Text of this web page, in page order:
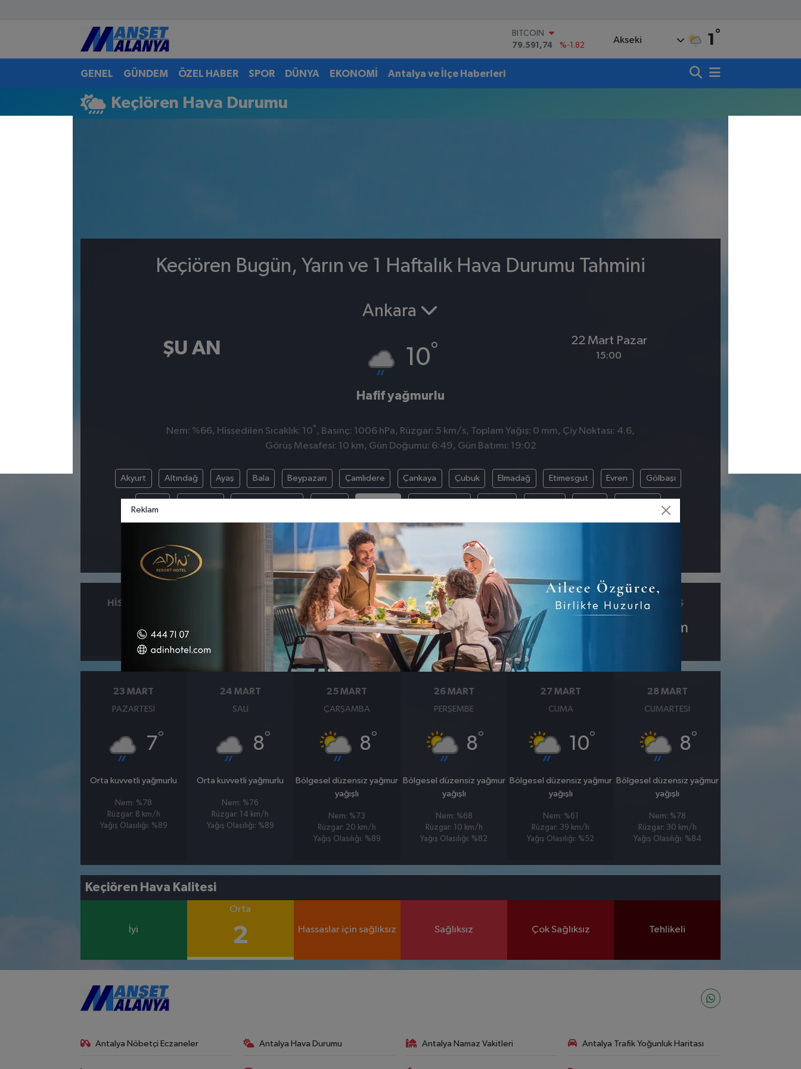
BITCOIN
79.591,74
%-1.82
DOLAR
Akseki 1 °
GENEL GÜNDEM ÖZEL HABER SPOR DÜNYA EKONOMİ Antalya ve İlçe Haberleri
Keçiören Hava Durumu
Keçiören Bugün, Yarın ve 1 Haftalık Hava Durumu Tahmini
ŞU AN
Ankara
10°
Hafif yağmurlu
22 Mart Pazar
15:00
Nem: %66, Hissedilen Sıcaklık: 10° , Basınç: 1006 hPa, Rüzgar: 5 km/s, Toplam Yağış: 0 mm, Çiy Noktası: 4.6,
Görüş Mesafesi: 10 km, Gün Doğumu: 6:49, Gün Batımı: 19:02
Akyurt Altındağ Ayaş Bala Beypazarı Çamlıdere Çankaya Çubuk Elmadağ Etimesgut Evren Gölbaşı
Şereflikoçhisar Sincan Yenimahalle
HISSEDILEN
10
BASINÇ
1006hpa
RÜZGAR
5km/s
ÇIY GÖRÜŞ
km
23 MART
PAZARTESI
7°
Orta kuvvetli yağmurlu
Nem: %78
Rüzgar: 8 km/h
Yağış Olasılığı: %89
24 MART
SALI
8°
Orta kuvvetli yağmurlu
Nem: %76
Rüzgar: 14 km/h
Yağış Olasılığı: %89
25 MART
ÇARŞAMBA
8°
Bölgesel düzensiz yağmur
yağışlı
Nem: %73
Rüzgar: 20 km/h
Yağış Olasılığı: %89
26 MART
PERŞEMBE
8°
Bölgesel düzensiz yağmur
yağışlı
Nem: %68
Rüzgar: 10 km/h
Yağış Olasılığı: %82
27 MART
CUMA
10°
Bölgesel düzensiz yağmur
yağışlı
Nem: %61
Rüzgar: 39 km/h
Yağış Olasılığı: %52
28 MART
CUMARTESI
8°
Bölgesel düzensiz yağmur
yağışlı
Nem: %78
Rüzgar: 30 km/h
Yağış Olasılığı: %84
Keçiören Hava Kalitesi
İyi
Orta
2 Hassaslar için sağlıksız Sağlıksız Çok Sağlıksız Tehlikeli
Antalya Nöbetçi Eczaneler Antalya Hava Durumu Antalya Namaz Vakitleri Antalya Trafik Yoğunluk Haritası
Antalya Nöbetçi Eczaneler
Antalya Hava Durumu
Antalya Namaz Vakitleri
Reklam